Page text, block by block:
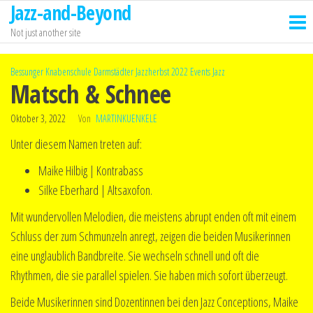
Zum
Inhalt
springen
Jazz-and-Beyond
Not just another site
Bessunger Knabenschule Darmstädter Jazzherbst 2022 Events Jazz
Matsch & Schnee
Oktober 3, 2022 Von MARTINKUENKELE
Unter diesem Namen treten auf:
Maike Hilbig | Kontrabass
Silke Eberhard | Altsaxofon.
Mit wundervollen Melodien, die meistens abrupt enden oft mit einem
Schluss der zum Schmunzeln anregt, zeigen die beiden Musikerinnen
eine unglaublich Bandbreite. Sie wechseln schnell und oft die
Rhythmen, die sie parallel spielen. Sie haben mich sofort überzeugt.
Beide Musikerinnen sind Dozentinnen bei den Jazz Conceptions, Maike